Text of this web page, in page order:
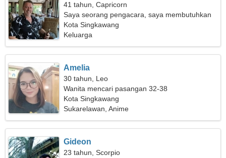
41 tahun, Capricorn
Saya seorang pengacara, saya membutuhkan
seorang wanita yang penuh kasih sayang
Kota Singkawang
Keluarga
Amelia
30 tahun, Leo
Wanita mencari pasangan 32-38
Kota Singkawang
Sukarelawan, Anime
Gideon
23 tahun, Scorpio